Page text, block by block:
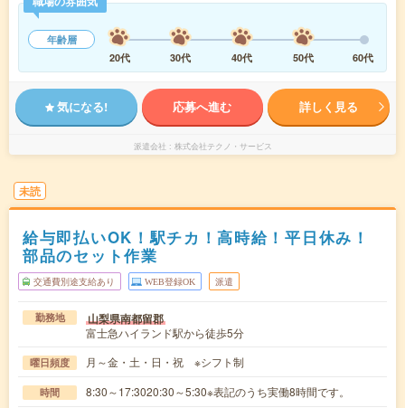
年齢層
20代
30代 40代 50代 60代
気になる! 応募へ進む 詳しく見る
派遣会社 株式会社テクノ・サービス
未読
給与即払いOK！駅チカ！高時給！平日休み！
部品のセット作業
交通費別途支給あり WEB登録OK 派遣
勤務地 山梨県南都留郡
富士急ハイランド駅から徒歩5分
曜日頻度 月～金・土・日・祝 ※シフト制
時間 8:30～17:3020:30～5:30※表記のうち実働8時間です。